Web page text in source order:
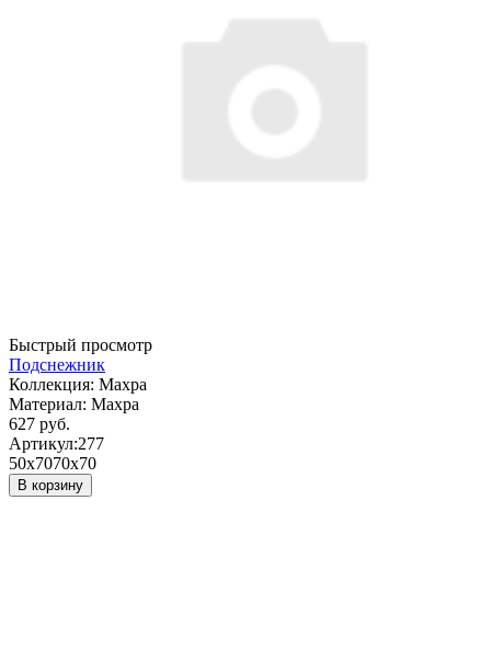
Быстрый просмотр
Подснежник
Коллекция: Махра
Материал: Махра
627 руб.
Артикул:277
50х7070х70
В корзину